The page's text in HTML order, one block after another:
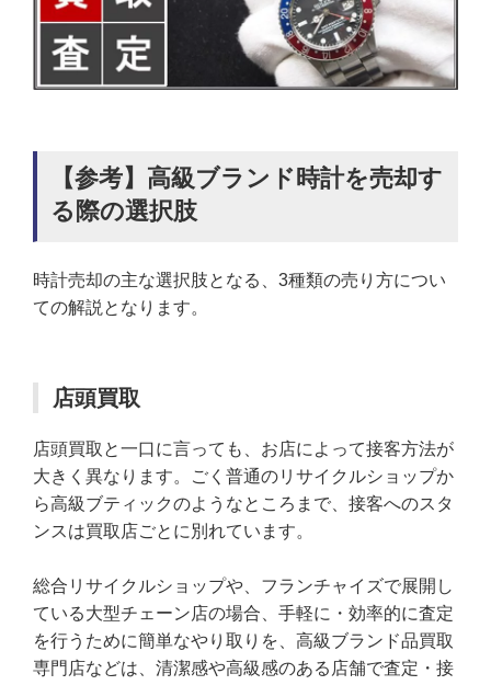
【参考】高級ブランド時計を売却す
る際の選択肢
時計売却の主な選択肢となる、3種類の売り方につい
ての解説となります。
店頭買取
店頭買取と一口に言っても、お店によって接客方法が
大きく異なります。ごく普通のリサイクルショップか
ら高級ブティックのようなところまで、接客へのスタ
ンスは買取店ごとに別れています。
総合リサイクルショップや、フランチャイズで展開し
ている大型チェーン店の場合、手軽に・効率的に査定
を行うために簡単なやり取りを、高級ブランド品買取
専門店などは、清潔感や高級感のある店舗で査定・接